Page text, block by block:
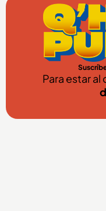
Para estar al